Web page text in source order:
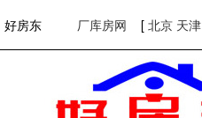
好房东 厂库房网 [ 北京 天津
欢迎访问好房东！网站首页